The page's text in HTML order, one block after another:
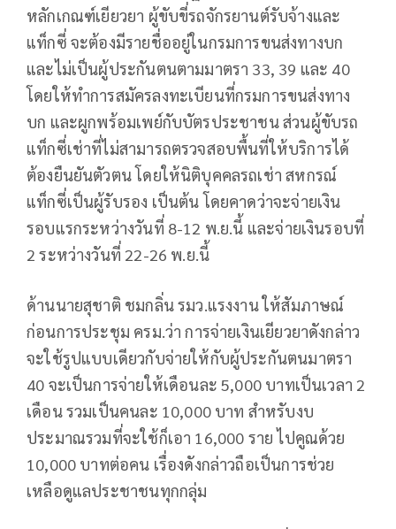
หลักเกณฑ์เยียวยา ผู้ขับขี่รถจักรยานต์รับจ้างและ
แท็กซี่ จะต้องมีรายชื่ออยู่ในกรมการขนส่งทางบก
และไม่เป็นผู้ประกันตนตามมาตรา 33, 39 และ 40
โดยให้ทำการสมัครลงทะเบียนที่กรมการขนส่งทาง
บก และผูกพร้อมเพย์กับบัตรประชาชน ส่วนผู้ขับรถ
แท็กซี่เช่าที่ไม่สามารถตรวจสอบพื้นที่ให้บริการได้
ต้องยืนยันตัวตน โดยให้นิติบุคคลรถเช่า สหกรณ์
แท็กซี่เป็นผู้รับรอง เป็นต้น​ โดยคาดว่าจะจ่ายเงิน
รอบแรกระหว่างวันที่ 8-12 พ.ย.นี้ และจ่ายเงินรอบที่
2 ระหว่างวันที่ 22-26 พ.ย.นี้
ด้านนายสุชาติ ชมกลิ่น รมว.แรงงาน ให้สัมภาษณ์
ก่อนการประชุม ครม.ว่า การจ่ายเงินเยียวยาดังกล่าว
จะใช้รูปแบบเดียวกับจ่ายให้กับผู้ประกันตนมาตรา
40 จะเป็นการจ่ายให้เดือนละ 5,000 บาทเป็นเวลา 2
เดือน รวมเป็นคนละ 10,000 บาท สำหรับงบ
ประมาณรวมที่จะใช้ก็เอา 16,000 ราย ไปคูณด้วย
10,000 บาทต่อคน เรื่องดังกล่าวถือเป็นการช่วย
เหลือดูแลประชาชนทุกกลุ่ม